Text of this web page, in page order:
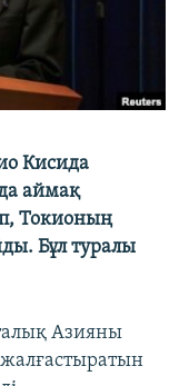
Кисида
аймақ
Токионың
Бұл туралы
Азияны